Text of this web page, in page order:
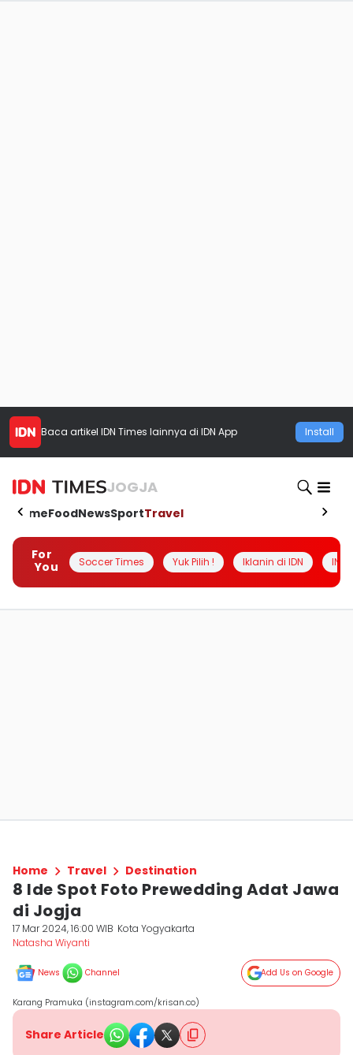
Baca artikel IDN Times lainnya di IDN App Install
JOGJA
HomeFoodNewsSportTravel
For
You
Soccer Times Yuk Pilih ! Iklanin di IDN
Home Travel Destination
8 Ide Spot Foto Prewedding Adat Jawa
di Jogja
17 Mar 2024, 16:00 WIB Kota Yogyakarta
Natasha Wiyanti
News Channel Add Us on Google
Karang Pramuka (instagram.com/krisan.co)
Share Article